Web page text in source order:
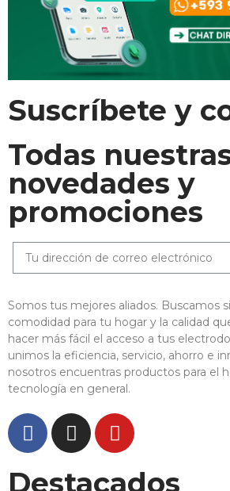
Suscríbete y
Todas
novedades y
promociones
Somos tus mejores aliados. Buscamos
comodidad para tu hogar y la calidad
hacer más fácil el acceso a tus
unimos la eficiencia, servicio, ahorro e
nosotros encuentras productos para el
tecnología en general.
Destacados